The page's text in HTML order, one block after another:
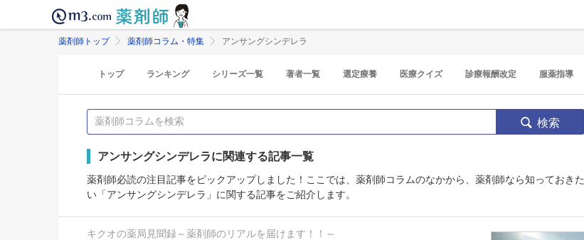
薬剤師トップ 薬剤師コラム・特集 アンサングシンデレラ
トップ ランキング シリーズ一覧 著者一覧 選定療養 医療クイズ 診療報酬改定 服薬指導
検索
アンサングシンデレラに関連する記事一覧
薬剤師必読の注目記事をピックアップしました！ここでは、薬剤師コラムのなかから、薬剤師なら知っておきた
い「アンサングシンデレラ」に関する記事をご紹介します。
キクオの薬局見聞録～薬剤師のリアルを届けます！！～